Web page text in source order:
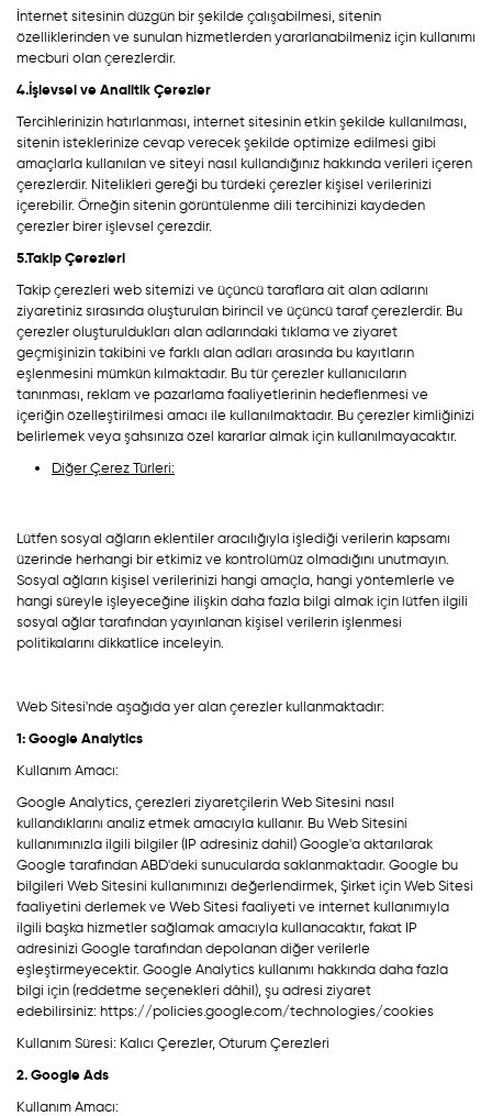
İnternet sitesinin düzgün bir şekilde çalışabilmesi, sitenin
özelliklerinden ve sunulan hizmetlerden yararlanabilmeniz için kullanımı
mecburi olan çerezlerdir.
4.İşlevsel ve Analitik Çerezler
Tercihlerinizin hatırlanması, internet sitesinin etkin şekilde kullanılması,
sitenin isteklerinize cevap verecek şekilde optimize edilmesi gibi
amaçlarla kullanılan ve siteyi nasıl kullandığınız hakkında verileri içeren
çerezlerdir. Nitelikleri gereği bu türdeki çerezler kişisel verilerinizi
içerebilir. Örneğin sitenin görüntülenme dili tercihinizi kaydeden
çerezler birer işlevsel çerezdir.
5.Takip Çerezleri
Takip çerezleri web sitemizi ve üçüncü taraflara ait alan adlarını
ziyaretiniz sırasında oluşturulan birincil ve üçüncü taraf çerezlerdir. Bu
çerezler oluşturuldukları alan adlarındaki tıklama ve ziyaret
geçmişinizin takibini ve farklı alan adları arasında bu kayıtların
eşlenmesini mümkün kılmaktadır. Bu tür çerezler kullanıcıların
tanınması, reklam ve pazarlama faaliyetlerinin hedeflenmesi ve
içeriğin özelleştirilmesi amacı ile kullanılmaktadır. Bu çerezler kimliğinizi
belirlemek veya şahsınıza özel kararlar almak için kullanılmayacaktır.
Diğer Çerez Türleri:
Lütfen sosyal ağların eklentiler aracılığıyla işlediği verilerin kapsamı
üzerinde herhangi bir etkimiz ve kontrolümüz olmadığını unutmayın.
Sosyal ağların kişisel verilerinizi hangi amaçla, hangi yöntemlerle ve
hangi süreyle işleyeceğine ilişkin daha fazla bilgi almak için lütfen ilgili
sosyal ağlar tarafından yayınlanan kişisel verilerin işlenmesi
politikalarını dikkatlice inceleyin.
Web Sitesi'nde aşağıda yer alan çerezler kullanmaktadır:
1: Google Analytics
Kullanım Amacı:
Google Analytics, çerezleri ziyaretçilerin Web Sitesini nasıl
kullandıklarını analiz etmek amacıyla kullanır. Bu Web Sitesini
kullanımınızla ilgili bilgiler (IP adresiniz dahil) Google'a aktarılarak
Google tarafından ABD'deki sunucularda saklanmaktadır. Google bu
bilgileri Web Sitesini kullanımınızı değerlendirmek, Şirket için Web Sitesi
faaliyetini derlemek ve Web Sitesi faaliyeti ve internet kullanımıyla
ilgili başka hizmetler sağlamak amacıyla kullanacaktır, fakat IP
adresinizi Google tarafından depolanan diğer verilerle
eşleştirmeyecektir. Google Analytics kullanımı hakkında daha fazla
bilgi için (reddetme seçenekleri dâhil), şu adresi ziyaret
edebilirsiniz: https://policies.google.com/technologies/cookies
Kullanım Süresi: Kalıcı Çerezler, Oturum Çerezleri
2. Google Ads
Kullanım Amacı: